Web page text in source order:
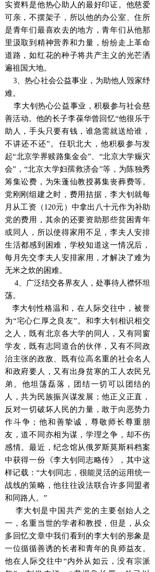
实资料是他热心助人的最好印证。他慈爱
可亲，不摆架子，所以他的办公室、住所
是青年们最喜欢去的地方，青年们从他那
里汲取到精神营养和力量，纷纷走上革命
道路，如红花的种子将共产主义的光芒洒
遍祖国大地。
3、热心社会公益事业，为助他人毁家纾
难。
李大钊热心公益事业，积极参与社会慈
善活动。他的长子李葆华曾回忆“他很乐于
助人，手头只要有钱，谁急需就送给谁，
不讲还不还”。任职北大，他积极参与发
起“北京学界赎路集金会”、“北京大学赈灾
会”，“北京大学妇孺救济会”等，为陈独秀
筹集讼费，为朱蓬仙教授募集丧葬费等。
党刚刚组建之时，费用拮据，李大钊就每
月从工资（120元）中拿出八十元作为补助
党的费用，其余的还要资助那些贫困青年
或同人，所以使得家用不足，李夫人安排
生活都感到困难，学校知道这一情况后，
每月先交李夫人安排家用，才解决了难为
无米之炊的困难。
4、广泛结交各界友人，处事待人襟怀坦
荡。
李大钊性格温和，在人际交往中，被誉
为“宅心仁厚之良友”。和李大钊相识相交
之人，既有北京各大学的同人，又有同窗
学友，既有志同道合的伙伴，又有不同政
治主张的政敌、既有位高名重的社会名人
和政府要人，又有出身贫寒的工人农民兄
弟。他坦荡磊落，团结一切可以团结的
人，共为民族振兴谋发展；他正义正直，
反对一切破坏人民的力量，敢于向恶势力
作斗争；他和善挚诚，尊敬师长尊重朋
友，道不同亦相为谋，学理之争，却不伤
感情。最近，纪念馆从俄罗斯莫斯科档案
中获得一份《李大钊同志略传》，其中这
样记载：“大钊同志，很能灵活的运用统一
战线的策略，他往往设法联合许多同盟者
和同路人。”
李大钊是中国共产党的主要创始人之
一，名重当世的学者和教授，但是，从众
多回忆文章中我们看到的李大钊的形象是
一位循循善诱的长者和青年的良师益友。
他在人际交往中“内外从如云，没有宗派